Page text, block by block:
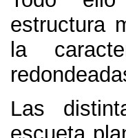
estructura
la
Las